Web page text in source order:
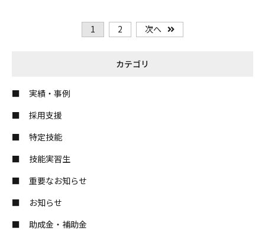
1 2 次へ
カテゴリ
実績・事例
採用支援
特定技能
技能実習生
重要なお知らせ
お知らせ
助成金・補助金